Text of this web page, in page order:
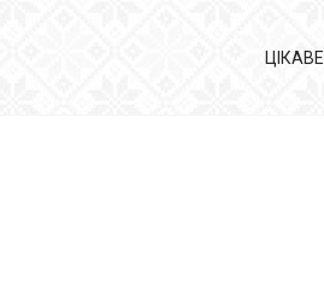
ЦІКАВЕ